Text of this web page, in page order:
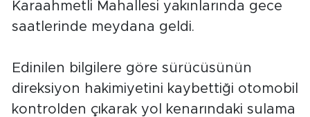
Karaahmetli Mahallesi yakınlarında gece
saatlerinde meydana geldi.
Edinilen bilgilere göre sürücüsünün
direksiyon hakimiyetini kaybettiği otomobil
kontrolden çıkarak yol kenarındaki sulama